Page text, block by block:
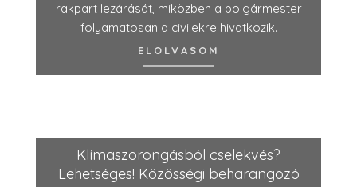
rakpart lezárását, miközben a polgármester
folyamatosan a civilekre hivatkozik.
ELOLVASOM
Klímaszorongásból cselekvés?
Lehetséges! Közösségi beharangozó